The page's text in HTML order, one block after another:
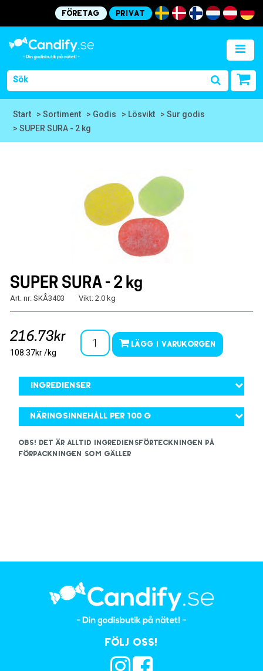
Företag Privat
Start > Sortiment > Godis > Lösvikt
> Sur godis
> SUPER SURA - 2 kg
SUPER SURA - 2 kg
Art. nr: SKÅ3403 Vikt: 2.0 kg
216.73kr
108.37kr /kg
Lägg i varukorgen
Ingredienser
Näringsinnehåll per 100 g
OBS! Det är alltid ingrediensförteckningen på
förpackningen som gäller
Följ oss!